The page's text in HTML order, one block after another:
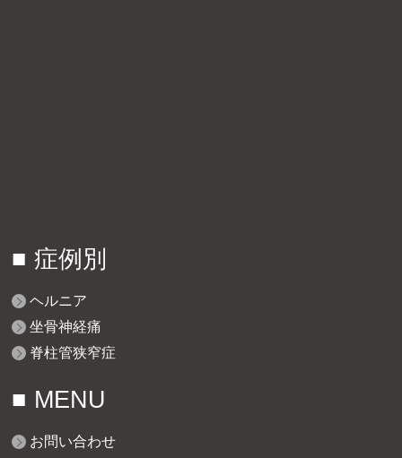
症例別
ヘルニア
坐骨神経痛
脊柱管狭窄症
MENU
お問い合わせ